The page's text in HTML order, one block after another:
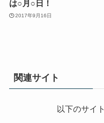
は○月○日！
2017年9月16日
関連サイト
以下のサイ